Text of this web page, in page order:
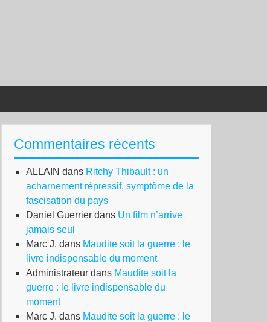
Commentaires récents
ALLAIN dans Ritchy Thibault : un
acharnement répressif, symptôme de la
fascisation du pays
Daniel Guerrier dans Un film n’arrive
jamais seul
Marc J. dans Maudite soit la guerre : le
livre indispensable du moment
Administrateur dans Maudite soit la
guerre : le livre indispensable du
moment
Marc J. dans Maudite soit la guerre : le